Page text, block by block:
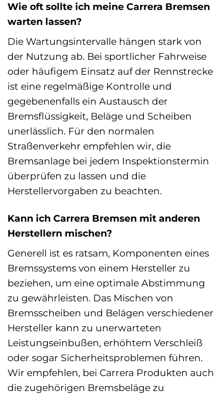
Wie oft sollte ich meine Carrera Bremsen
warten lassen?
Die Wartungsintervalle hängen stark von
der Nutzung ab. Bei sportlicher Fahrweise
oder häufigem Einsatz auf der Rennstrecke
ist eine regelmäßige Kontrolle und
gegebenenfalls ein Austausch der
Bremsflüssigkeit, Beläge und Scheiben
unerlässlich. Für den normalen
Straßenverkehr empfehlen wir, die
Bremsanlage bei jedem Inspektionstermin
überprüfen zu lassen und die
Herstellervorgaben zu beachten.
Kann ich Carrera Bremsen mit anderen
Herstellern mischen?
Generell ist es ratsam, Komponenten eines
Bremssystems von einem Hersteller zu
beziehen, um eine optimale Abstimmung
zu gewährleisten. Das Mischen von
Bremsscheiben und Belägen verschiedener
Hersteller kann zu unerwarteten
Leistungseinbußen, erhöhtem Verschleiß
oder sogar Sicherheitsproblemen führen.
Wir empfehlen, bei Carrera Produkten auch
die zugehörigen Bremsbeläge zu